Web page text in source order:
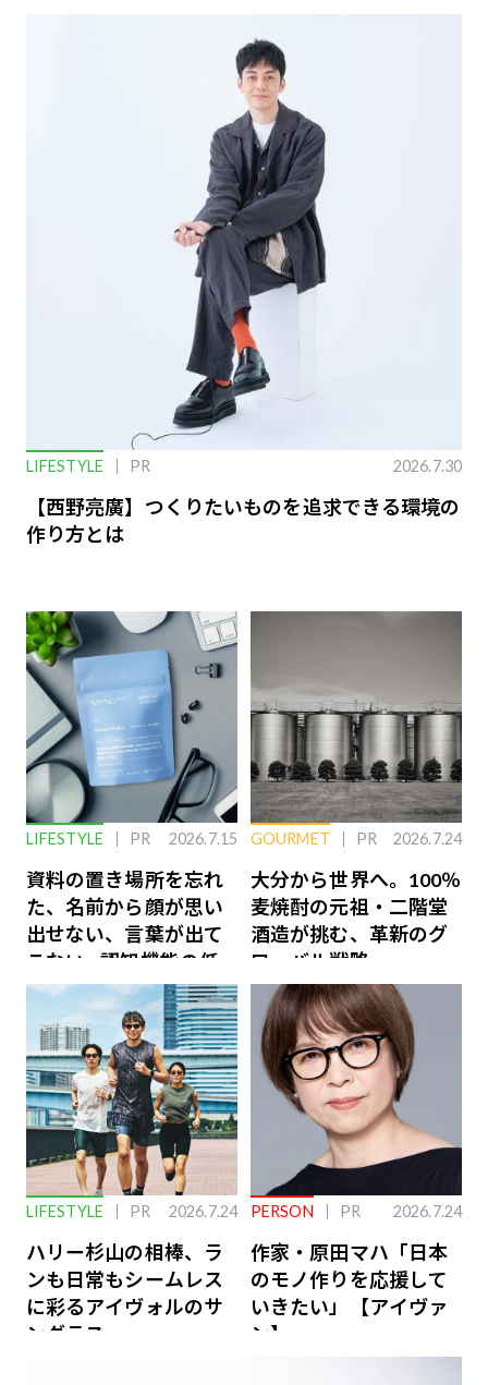
LIFESTYLE PR 2026.7.30
【西野亮廣】つくりたいものを追求できる環境の
作り方とは
LIFESTYLE PR 2026.7.15
資料の置き場所を忘れ
た、名前から顔が思い
出せない、言葉が出て
こない…認知機能の低
下を救う、脳のインナ
ーケアとは
GOURMET PR 2026.7.24
大分から世界へ。100％
麦焼酎の元祖・二階堂
酒造が挑む、革新のグ
ローバル戦略
LIFESTYLE PR 2026.7.24
ハリー杉山の相棒、ラ
ンも日常もシームレス
に彩るアイヴォルのサ
ングラス
PERSON PR 2026.7.24
作家・原田マハ「日本
のモノ作りを応援して
いきたい」【アイヴァ
ン】